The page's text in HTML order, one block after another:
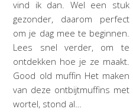
vind ik dan. Wel een stuk
gezonder, daarom perfect
om je dag mee te beginnen.
Lees snel verder, om te
ontdekken hoe je ze maakt.
Good old muffin Het maken
van deze ontbijtmuffins met
wortel, stond al…